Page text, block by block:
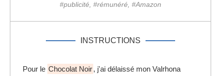
#publicité, #rémunéré, #Amazon
INSTRUCTIONS
Pour le Chocolat Noir, j'ai délaissé mon Valrhona